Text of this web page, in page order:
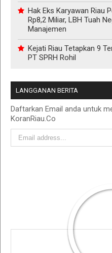
Hak Eks Karyawan Riau
Rp8,2 Miliar, LBH Tuah
Manajemen
Kejati Riau Tetapkan 9
PT SPRH Rohil
LANGGANAN BERITA
Daftarkan Email anda untuk
KoranRiau.Co